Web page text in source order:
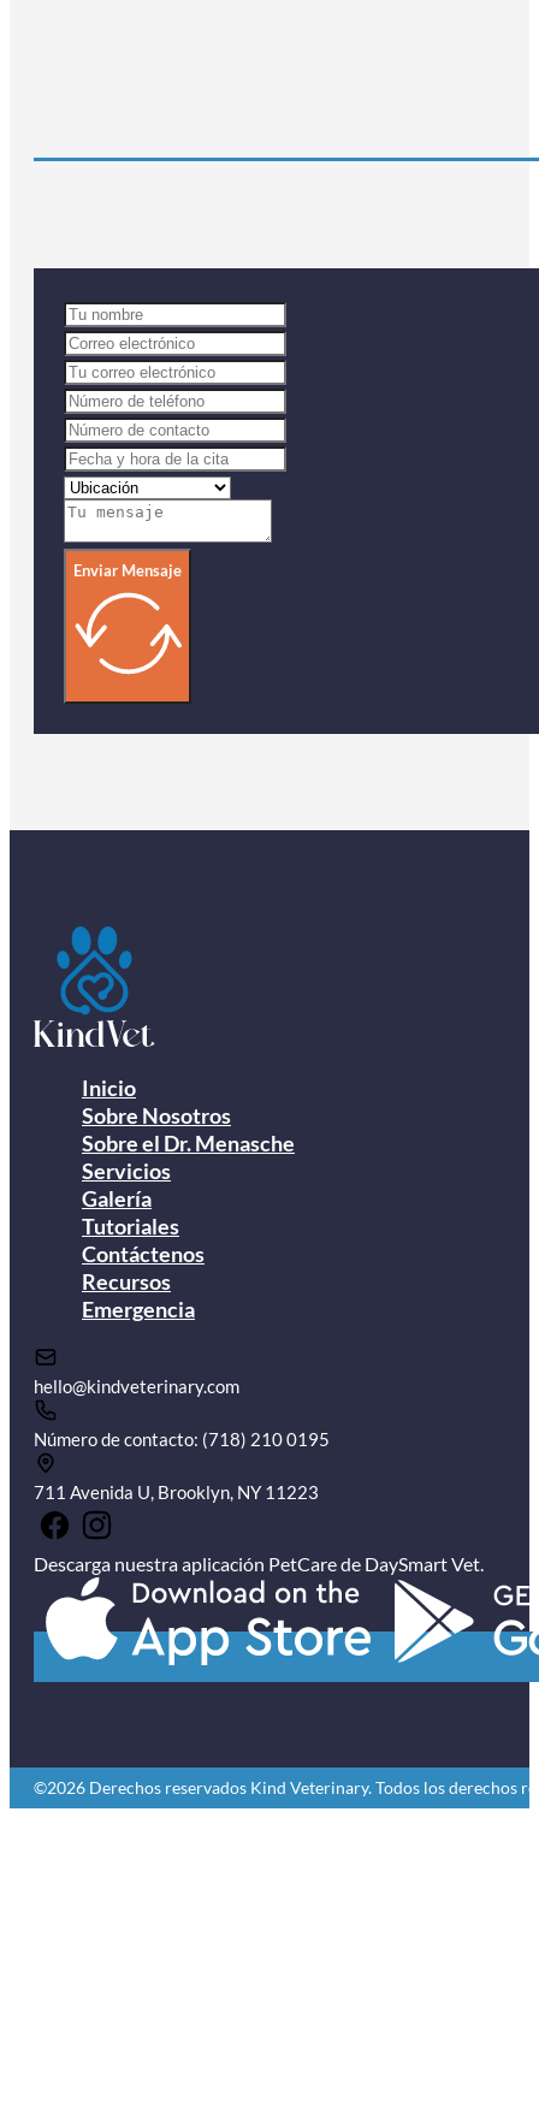
Enviar Mensaje
Inicio
Sobre Nosotros
Sobre el Dr. Menasche
Servicios
Galería
Tutoriales
Contáctenos
Recursos
Emergencia
hello@kindveterinary.com
Número de contacto: (718) 210 0195
711 Avenida U, Brooklyn, NY 11223
Descarga nuestra aplicación PetCare de DaySmart Vet.
©2026 Derechos reservados Kind Veterinary. Todos los derechos